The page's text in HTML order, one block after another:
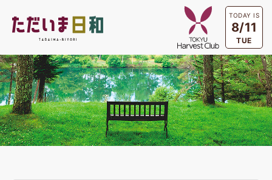
TODAY IS
8/11
TUE